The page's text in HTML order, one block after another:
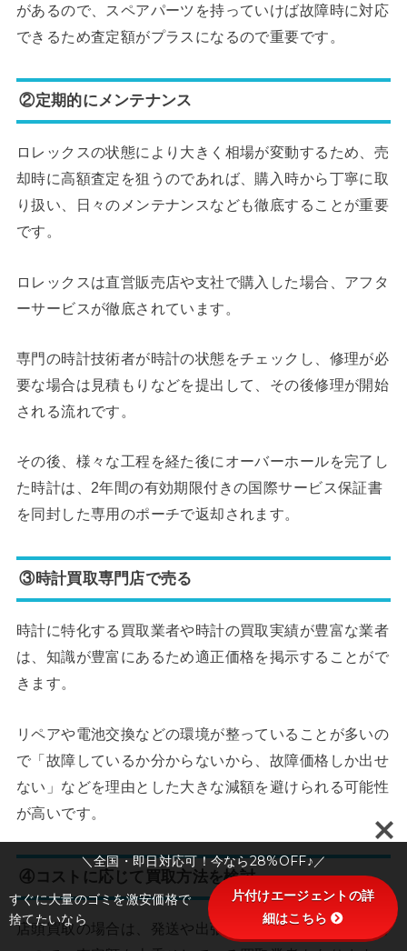
があるので、スペアパーツを持っていけば故障時に対応
できるため査定額がプラスになるので重要です。
②定期的にメンテナンス
ロレックスの状態により大きく相場が変動するため、売
却時に高額査定を狙うのであれば、購入時から丁寧に取
り扱い、日々のメンテナンスなども徹底することが重要
です。
ロレックスは直営販売店や支社で購入した場合、アフタ
ーサービスが徹底されています。
専門の時計技術者が時計の状態をチェックし、修理が必
要な場合は見積もりなどを提出して、その後修理が開始
される流れです。
その後、様々な工程を経た後にオーバーホールを完了し
た時計は、2年間の有効期限付きの国際サービス保証書
を同封した専用のポーチで返却されます。
③時計買取専門店で売る
時計に特化する買取業者や時計の買取実績が豊富な業者
は、知識が豊富にあるため適正価格を掲示することがで
きます。
リペアや電池交換などの環境が整っていることが多いの
で「故障しているか分からないから、故障価格しか出せ
ない」などを理由とした大きな減額を避けられる可能性
が高いです。
④コストに応じて買取方法を検討
店頭買取の場合は、発送や出張に関わる費用が掛からな
＼全国・即日対応可！今なら28%OFF♪／
すぐに大量のゴミを激安価格で
捨てたいなら
片付けエージェントの詳
細はこちら